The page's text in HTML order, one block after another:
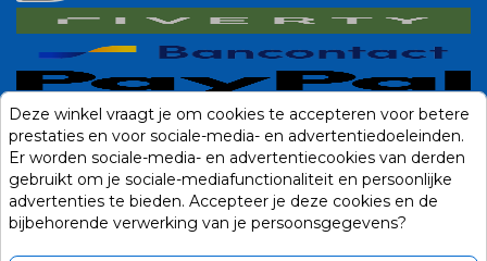
Deze winkel vraagt je om cookies te accepteren voor betere
prestaties en voor sociale-media- en advertentiedoeleinden.
Er worden sociale-media- en advertentiecookies van derden
gebruikt om je sociale-mediafunctionaliteit en persoonlijke
advertenties te bieden. Accepteer je deze cookies en de
bijbehorende verwerking van je persoonsgegevens?